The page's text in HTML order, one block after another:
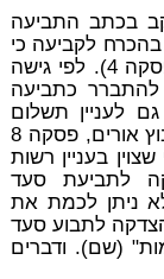
בכתב התביעה
לקביעה כי
מדובר בתביעה לסעד כספי" (עניין אלדן, פסקה 4). לפי גישה
להתברר כתביעה
לעניין תשלום
האגרה (רע"א 3027/07 רשות השידור נ' קיבוץ אורים, פסקה 8
שצוין בעניין רשות
לתביעת סעד
ניתן לכמת את
לתבוע סעד
(שם). ודברים